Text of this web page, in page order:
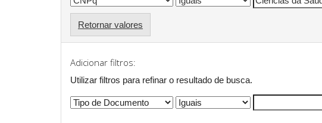
Retornar valores
Adicionar filtros:
Utilizar filtros para refinar o resultado de busca.